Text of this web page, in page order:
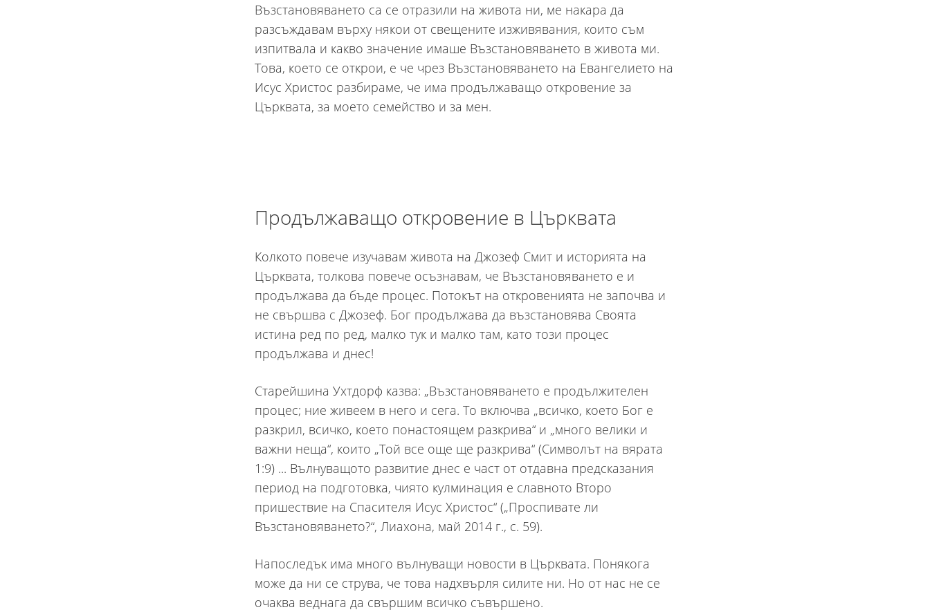
Възстановяването са се отразили на живота ни, ме накара да
разсъждавам върху някои от свещените изживявания, които съм
изпитвала и какво значение имаше Възстановяването в живота ми.
Това, което се открои, е че чрез Възстановяването на Евангелието на
Исус Христос разбираме, че има продължаващо откровение за
Църквата, за моето семейство и за мен.
Продължаващо откровение в Църквата
Колкото повече изучавам живота на Джозеф Смит и историята на
Църквата, толкова повече осъзнавам, че Възстановяването е и
продължава да бъде процес. Потокът на откровенията не започва и
не свършва с Джозеф. Бог продължава да възстановява Своята
истина ред по ред, малко тук и малко там, като този процес
продължава и днес!
Старейшина Ухтдорф казва: „Възстановяването е продължителен
процес; ние живеем в него и сега. То включва „всичко, което Бог е
разкрил, всичко, което понастоящем разкрива“ и „много велики и
важни неща“, които „Той все още ще разкрива“ (Символът на вярата
1:9) ... Вълнуващото развитие днес е част от отдавна предсказания
период на подготовка, чиято кулминация е славното Второ
пришествие на Спасителя Исус Христос“ („Проспивате ли
Възстановяването?“, Лиахона, май 2014 г., с. 59).
Напоследък има много вълнуващи новости в Църквата. Понякога
може да ни се струва, че това надхвърля силите ни. Но от нас не се
очаква веднага да свършим всичко съвършено.